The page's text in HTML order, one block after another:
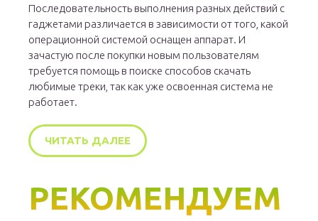
Последовательность выполнения разных действий с
гаджетами различается в зависимости от того, какой
операционной системой оснащен аппарат. И
зачастую после покупки новым пользователям
требуется помощь в поиске способов скачать
любимые треки, так как уже освоенная система не
работает.
ЧИТАТЬ ДАЛЕЕ
РЕКОМЕНДУЕМ